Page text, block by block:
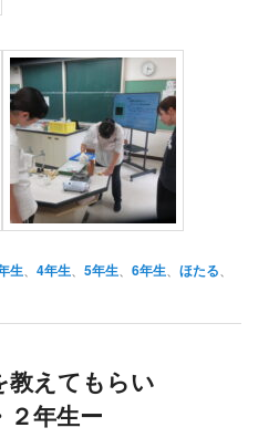
生 、4年生 、5年生 、6年生 、ほたる
教えてもらい
年生ー